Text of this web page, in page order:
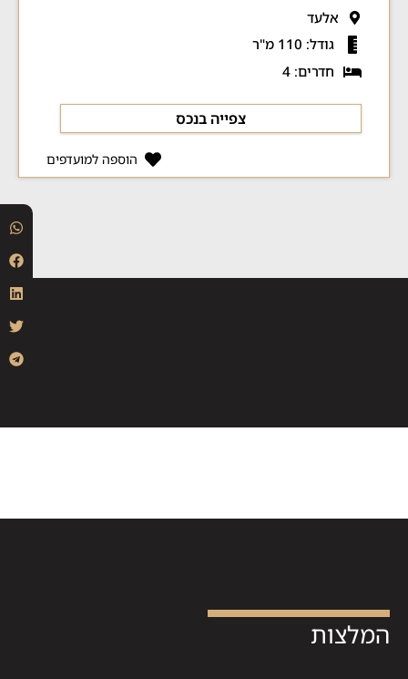
אלעד
גודל: 110 מ"ר
חדרים: 4
צפייה בנכס
הוספה למועדפים
המלצות